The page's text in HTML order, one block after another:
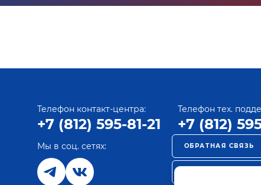
Телефон контакт-центра:
+7 (812) 595-81-21
Телефон тех.
+7 (812)
Мы в соц. сетях: ОБРАТНАЯ СВЯЗЬ